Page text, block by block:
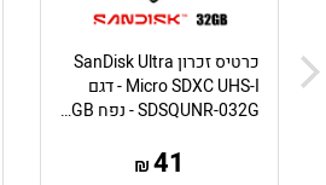
כרטיס זכרון SanDisk Ultra
Micro SDXC UHS-I - דגם
SDSQUNR-032G - נפח 32GB
41
₪